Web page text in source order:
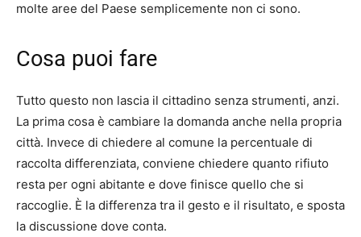
molte aree del Paese semplicemente non ci sono.
Cosa puoi fare
Tutto questo non lascia il cittadino senza strumenti, anzi.
La prima cosa è cambiare la domanda anche nella propria
città. Invece di chiedere al comune la percentuale di
raccolta differenziata, conviene chiedere quanto rifiuto
resta per ogni abitante e dove finisce quello che si
raccoglie. È la differenza tra il gesto e il risultato, e sposta
la discussione dove conta.